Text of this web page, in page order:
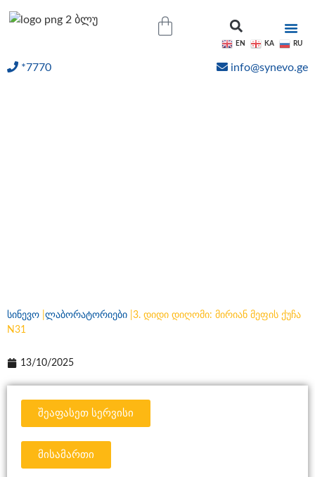
*7770 info@synevo.ge
სინევო ლაბორატორიები 3. დიდი დიღომი: მირიან მეფის ქუჩა
N31
13/10/2025
შეაფასეთ სერვისი
მისამართი
EN KA RU